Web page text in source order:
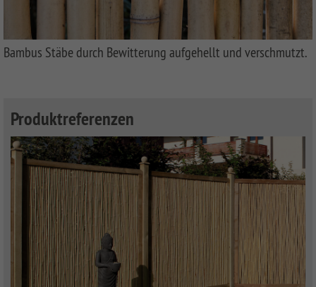
Bambus Stäbe durch Bewitterung aufgehellt und verschmutzt.
Produktreferenzen